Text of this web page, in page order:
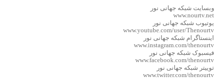
وبسایت شبکه جهانی نور
www.nourtv.net
یوتیوب شبکه جهانی نور
www.youtube.com/user/Thenourtv
اینستاگرام شبکه جهانی نور
www.instagram.com/thenourtv
فیسبوک شبکه جهانی نور
www.facebook.com/thenourtv
توییتر شبکه جهانی نور
www.twitter.com/thenourtv